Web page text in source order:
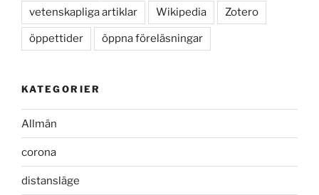
vetenskapliga artiklar Wikipedia Zotero
öppettider öppna föreläsningar
KATEGORIER
Allmän
corona
distansläge